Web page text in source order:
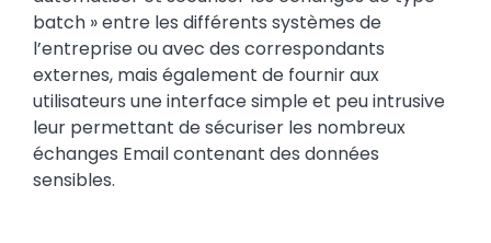
batch » entre les différents systèmes de
l’entreprise ou avec des correspondants
externes, mais également de fournir aux
utilisateurs une interface simple et peu intrusive
leur permettant de sécuriser les nombreux
échanges Email contenant des données
sensibles.